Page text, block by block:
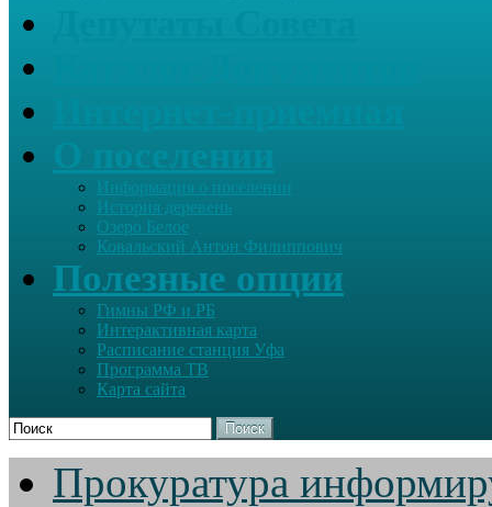
Информация о поселении
История деревень
Озеро Белое
Ковальский Антон Филиппович
Полезные опции
Гимны РФ и РБ
Интерактивная карта
Расписание станция Уфа
Программа ТВ
Карта сайта
Поиск
Прокуратура